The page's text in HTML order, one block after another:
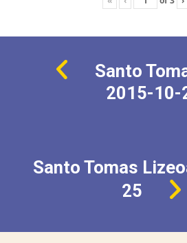
Santo
2015-10-
Santo Tomas
25